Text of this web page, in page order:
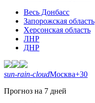
Весь Донбасс
Запорожская область
Херсонская область
ЛНР
ДНР
sun-rain-cloudМосква+30
Прогноз на 7 дней